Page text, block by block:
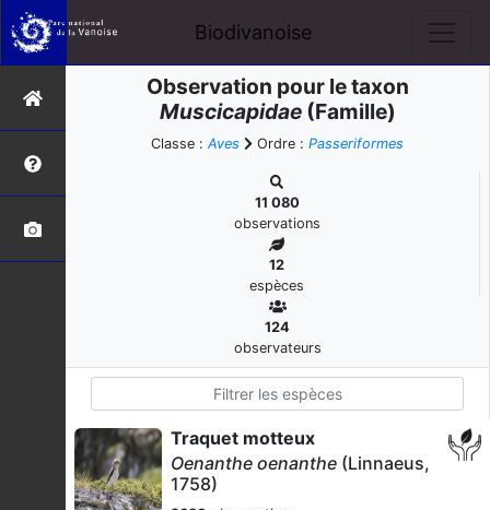
Biodivanoise
Observation pour le taxon
Muscicapidae(Famille)
Classe : Aves Ordre : Passeriformes
11 080
observations
12
espèces
124
observateurs
Traquet motteux
Oenanthe oenanthe (Linnaeus,
1758)